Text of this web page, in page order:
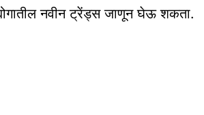
नवीन ट्रेंड्स जाणून घेऊ शकता.